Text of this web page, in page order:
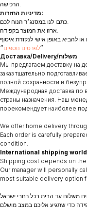
הרכישה.
מדיניות החזרות:
כתבו לנו במסנג׳ר הנוח לכם.
ארזו את המוצר בקפידה.
״לפרטים נוספים״
Доставка/Delivery/משלוח
Мы предлагаем доставку на
заказ тщательно
полной сохранности и
Международная доставка по
страны назначения. Наш
порекомендует наиболее
We offer home delivery
Each order is carefully
condition.
International shipping
Shipping cost depends on
Our manager will personally
most suitable delivery option